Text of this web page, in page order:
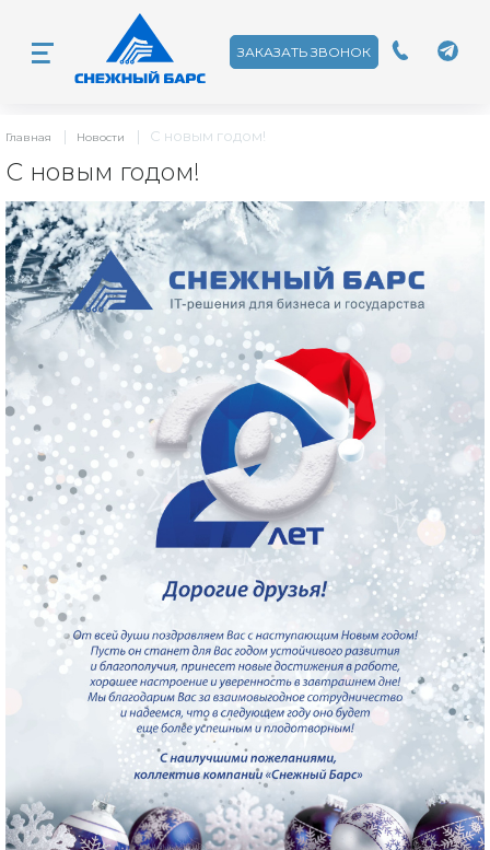
ЗАКАЗАТЬ ЗВОНОК
Главная | Новости | С новым годом!
С новым годом!